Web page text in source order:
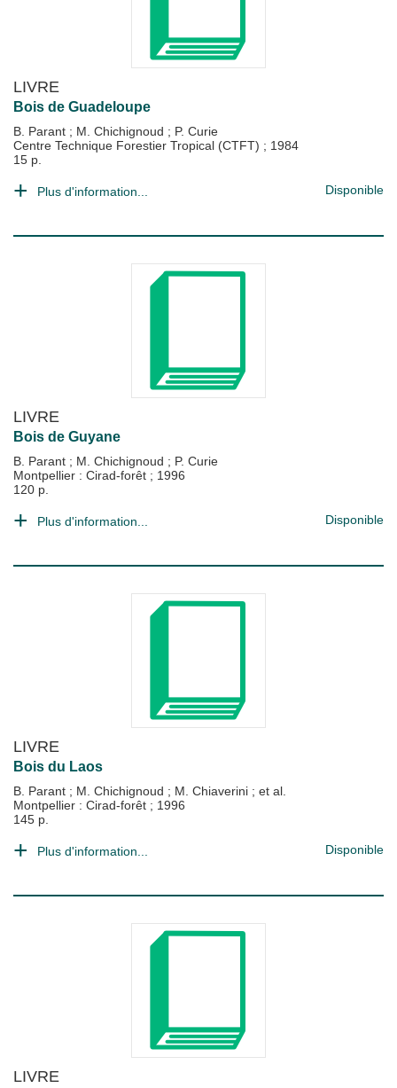
LIVRE
Bois de Guadeloupe
B. Parant ; M. Chichignoud ; P. Curie
Centre Technique Forestier Tropical (CTFT) ; 1984
15 p.
Plus d'information... Disponible
LIVRE
Bois de Guyane
B. Parant ; M. Chichignoud ; P. Curie
Montpellier : Cirad-forêt ; 1996
120 p.
Plus d'information... Disponible
LIVRE
Bois du Laos
B. Parant ; M. Chichignoud ; M. Chiaverini ; et al.
Montpellier : Cirad-forêt ; 1996
145 p.
Plus d'information... Disponible
LIVRE